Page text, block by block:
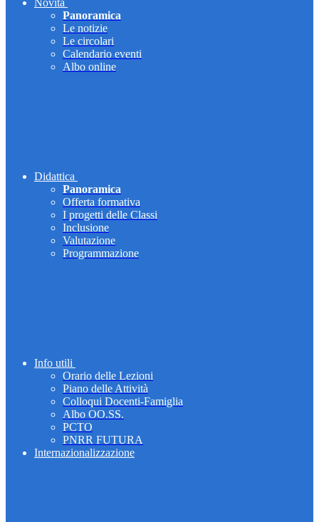
Novità
Panoramica
Le notizie
Le circolari
Calendario eventi
Albo online
Didattica
Panoramica
Offerta formativa
I progetti delle Classi
Inclusione
Valutazione
Programmazione
Info utili
Orario delle Lezioni
Piano delle Attività
Colloqui Docenti-Famiglia
Albo OO.SS.
PCTO
PNRR FUTURA
Internazionalizzazione